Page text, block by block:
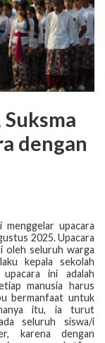
dengan
upacara
2025. Upacara
oleh seluruh warga
kepala sekolah
ini adalah
manusia harus
bermanfaat untuk
hanya itu, ia turut
seluruh siswa/i
karena dengan